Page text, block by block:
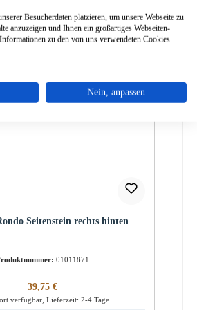
Details
Seitenstein rechts hinten
01011871
Regulärer Preis:
39,75 €
verfügbar, Lieferzeit: 2-4 Tage
Besucherdaten platzieren, um unsere Webseite zu
anzuzeigen und Ihnen ein großartiges Webseiten-
zu den von uns verwendeten Cookies
Nein, anpassen